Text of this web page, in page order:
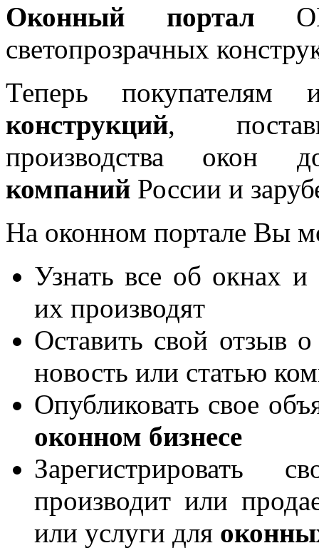
Оконный портал
светопрозрачных
Теперь покупателям
конструкций,
производства окон
компаний России и
На оконном портале Вы
Узнать все об окнах и
их производят
Оставить свой отзыв
новость или статью
Опубликовать свое
оконном бизнесе
производит или
или услуги для